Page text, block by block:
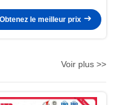
Obtenez le meilleur prix
Voir plus >>